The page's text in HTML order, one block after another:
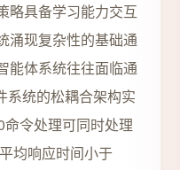
略具备学习能力交互
涌现复杂性的基础通
能体系统往往面临通
系统的松耦合架构实
令处理可同时处理
均响应时间小于